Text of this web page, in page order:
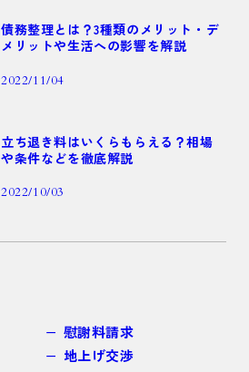
債務整理とは？3種類のメリット・デ
メリットや生活への影響を解説
2022/11/04
立ち退き料はいくらもらえる？相場
や条件などを徹底解説
2022/10/03
慰謝料請求
地上げ交渉